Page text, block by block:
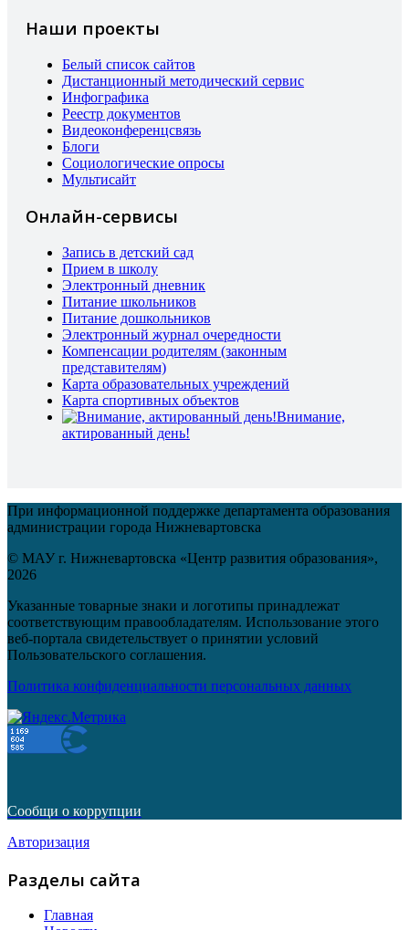
Наши проекты
Белый список сайтов
Дистанционный методический сервис
Инфографика
Реестр документов
Видеоконференцсвязь
Блоги
Социологические опросы
Мультисайт
Онлайн-сервисы
Запись в детский сад
Прием в школу
Электронный дневник
Питание школьников
Питание дошкольников
Электронный журнал очередности
Компенсации родителям (законным
представителям)
Карта образовательных учреждений
Карта спортивных объектов
Внимание,
актированный день!
При информационной поддержке департамента образования
администрации города Нижневартовска
© МАУ г. Нижневартовска «Центр развития образования»,
2026
Указанные товарные знаки и логотипы принадлежат
соответствующим правообладателям. Использование этого
веб-портала свидетельствует о принятии условий
Пользовательского соглашения.
Политика конфиденциальности персональных данных
Сообщи о коррупции
Авторизация
Разделы сайта
Главная